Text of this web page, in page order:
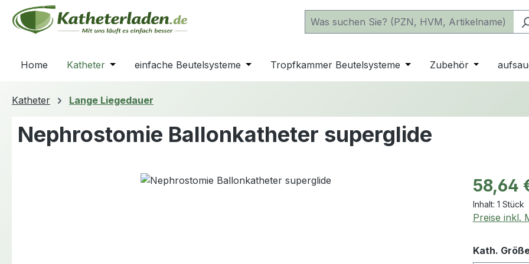
Hauptinhalt springen
Zur Suche springen
Zur Hauptnavigation springen
Home Katheter Öffne oder Schließe das Dropdown der Kategorie Katheter
einfache Beutelsysteme Öffne oder Schließe das Dropdown der Kategorie einfache
Tropfkammer Beutelsysteme Öffne oder Schließe das
Zubehör Öffne oder
Katheter Lange Liegedauer
Nephrostomie Ballonkatheter superglide
Bildergalerie überspringen Regulärer
58,64
Inhalt: 1 Stück
Preise inkl.
Kath.